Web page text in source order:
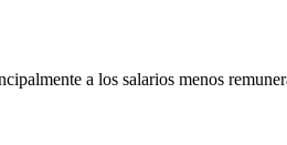
a los salarios menos